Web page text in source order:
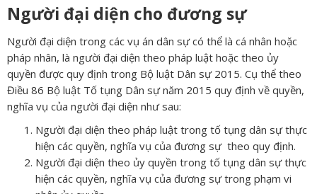
Người đại diện cho đương sự
Người đại diện trong các vụ án dân sự có thể là cá nhân hoặc
pháp nhân, là người đại diện theo pháp luật hoặc theo ủy
quyền được quy định trong Bộ luật Dân sự 2015. Cụ thể theo
Điều 86 Bộ luật Tố tụng Dân sự năm 2015 quy định về quyền,
nghĩa vụ của người đại diện như sau:
Người đại diện theo pháp luật trong tố tụng dân sự thực
hiện các quyền, nghĩa vụ của đương sự theo quy định.
Người đại diện theo ủy quyền trong tố tụng dân sự thực
hiện các quyền, nghĩa vụ của đương sự trong phạm vi